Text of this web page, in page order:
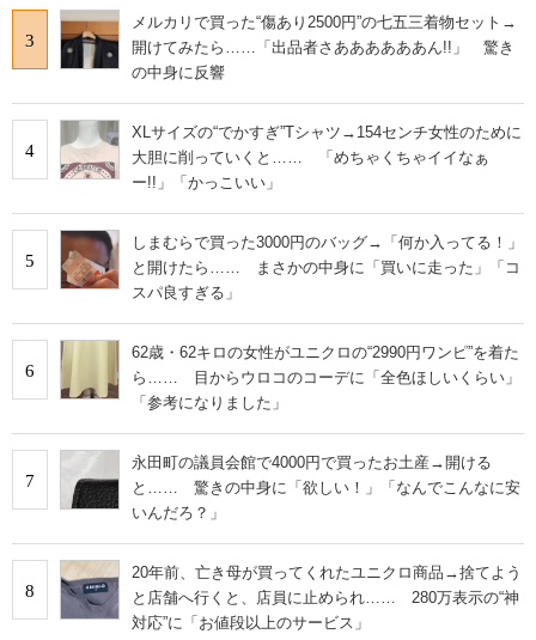
3
メルカリで買った“傷あり2500円”の七五三着物セット→
開けてみたら……「出品者さああああああん!!」 驚き
の中身に反響
4
XLサイズの“でかすぎ”Tシャツ→154センチ女性のために
大胆に削っていくと…… 「めちゃくちゃイイなぁ
ー!!」「かっこいい」
5
しまむらで買った3000円のバッグ→「何か入ってる！」
と開けたら…… まさかの中身に「買いに走った」「コ
スパ良すぎる」
6
62歳・62キロの女性がユニクロの“2990円ワンピ”を着た
ら…… 目からウロコのコーデに「全色ほしいくらい」
「参考になりました」
7
永田町の議員会館で4000円で買ったお土産→開ける
と…… 驚きの中身に「欲しい！」「なんでこんなに安
いんだろ？」
8
20年前、亡き母が買ってくれたユニクロ商品→捨てよう
と店舗へ行くと、店員に止められ…… 280万表示の“神
対応”に「お値段以上のサービス」